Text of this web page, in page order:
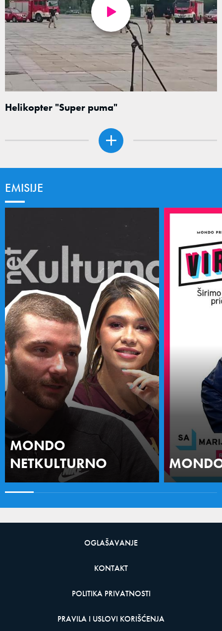
Helikopter "Super puma"
EMISIJE
MONDO
NETKULTURNO
OGLAŠAVANJE
KONTAKT
POLITIKA PRIVATNOSTI
PRAVILA I USLOVI KORIŠĆENJA